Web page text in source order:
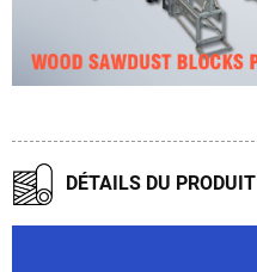
DÉTAILS DU PRODUIT